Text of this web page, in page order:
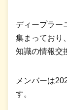
ディープラー
集まっており
知識の情報交
メンバーは
す。